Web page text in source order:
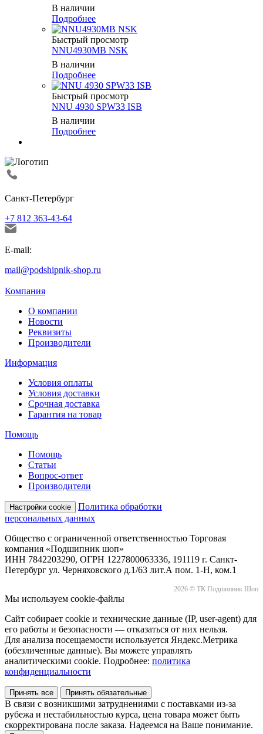
В наличии
Подробнее
Быстрый просмотр
NNU4930MB NSK
В наличии
Подробнее
Быстрый просмотр
NNU 4930 SPW33 ISB
В наличии
Подробнее
Санкт-Петербург
+7 812 363-43-64
E-mail:
mail@podshipnik-shop.ru
Компания
О компании
Новости
Реквизиты
Производители
Информация
Условия оплаты
Условия доставки
Срочная доставка
Гарантия на товар
Помощь
Помощь
Статьи
Вопрос-ответ
Производители
Настройки cookie
Политика обработки
персональных данных
Общество с ограниченной ответственностью Торговая
компания «Подшипник шоп»
ИНН 7842203290, ОГРН 1227800063336, 191119 г. Санкт-
Петербург ул. Черняховского д.1/63 лит.А пом. 1-Н, ком.1
2026 © ТК Подшипник Шоп
Мы используем cookie-файлы
Сайт собирает cookie и технические данные (IP, user-agent) для
его работы и безопасности — отказаться от них нельзя.
Для анализа посещаемости используется Яндекс.Метрика
(обезличенные данные). Вы можете управлять
аналитическими cookie. Подробнее: политика
конфиденциальности
Принять все Принять обязательные
В связи с возникшими затруднениями с поставками из-за
рубежа и нестабильностью курса, цена товара может быть
скорректирована после заказа. Надеемся на Ваше понимание.